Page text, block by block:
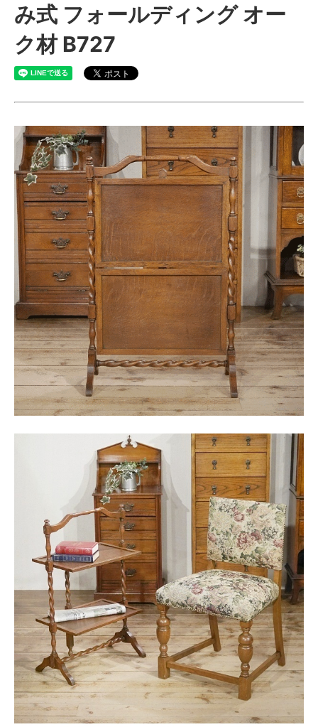
み式 フォールディング オー
ク材 B727